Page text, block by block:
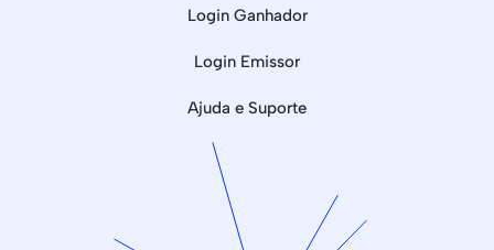
Login Ganhador
Login Emissor
Ajuda e Suporte